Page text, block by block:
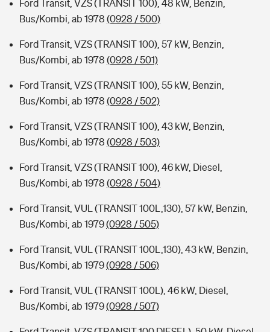
Ford Transit, VZS (TRANSIT 100), 48 kW, Benzin,
Bus/Kombi, ab 1978 (0928 / 500)
Ford Transit, VZS (TRANSIT 100), 57 kW, Benzin,
Bus/Kombi, ab 1978 (0928 / 501)
Ford Transit, VZS (TRANSIT 100), 55 kW, Benzin,
Bus/Kombi, ab 1978 (0928 / 502)
Ford Transit, VZS (TRANSIT 100), 43 kW, Benzin,
Bus/Kombi, ab 1978 (0928 / 503)
Ford Transit, VZS (TRANSIT 100), 46 kW, Diesel,
Bus/Kombi, ab 1978 (0928 / 504)
Ford Transit, VUL (TRANSIT 100L,130), 57 kW, Benzin,
Bus/Kombi, ab 1979(0928 / 505)
Ford Transit, VUL (TRANSIT 100L,130), 43 kW, Benzin,
Bus/Kombi, ab 1979(0928 / 506)
Ford Transit, VUL (TRANSIT 100L), 46 kW, Diesel,
Bus/Kombi, ab 1979(0928 / 507)